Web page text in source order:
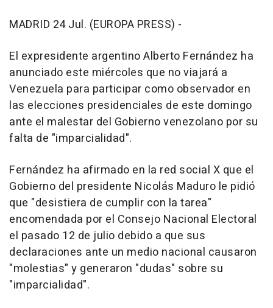
MADRID 24 Jul. (EUROPA PRESS) -
El expresidente argentino Alberto Fernández ha
anunciado este miércoles que no viajará a
Venezuela para participar como observador en
las elecciones presidenciales de este domingo
ante el malestar del Gobierno venezolano por su
falta de "imparcialidad".
Fernández ha afirmado en la red social X que el
Gobierno del presidente Nicolás Maduro le pidió
que "desistiera de cumplir con la tarea"
encomendada por el Consejo Nacional Electoral
el pasado 12 de julio debido a que sus
declaraciones ante un medio nacional causaron
"molestias" y generaron "dudas" sobre su
"imparcialidad".